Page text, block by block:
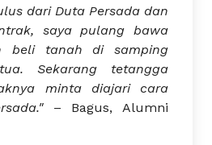
dari Duta Persada dan
saya pulang bawa
beli tanah di samping
Sekarang tetangga
minta diajari cara
– Bagus, Alumni